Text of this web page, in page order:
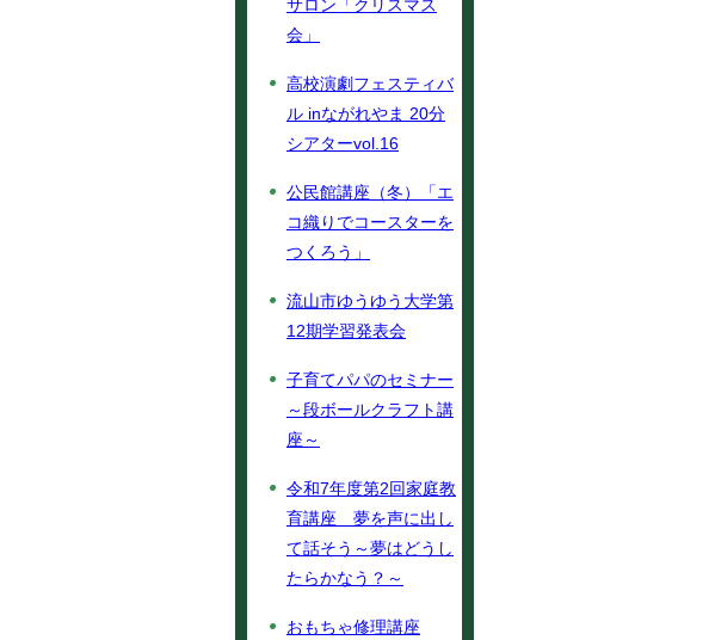
サロン「クリスマス
会」
高校演劇フェスティバ
ル inながれやま 20分
シアターvol.16
公民館講座（冬）「エ
コ織りでコースターを
つくろう」
流山市ゆうゆう大学第
12期学習発表会
子育てパパのセミナー
～段ボールクラフト講
座～
令和7年度第2回家庭教
育講座 夢を声に出し
て話そう～夢はどうし
たらかなう？～
おもちゃ修理講座